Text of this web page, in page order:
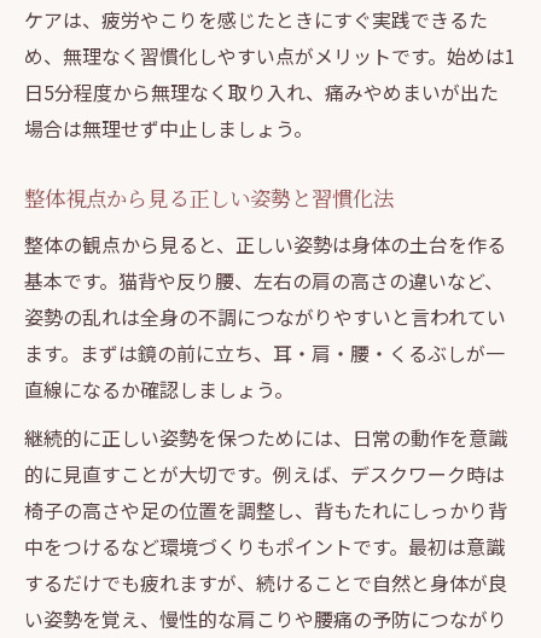
ケアは、疲労やこりを感じたときにすぐ実践できるた
め、無理なく習慣化しやすい点がメリットです。始めは1
日5分程度から無理なく取り入れ、痛みやめまいが出た
場合は無理せず中止しましょう。
整体視点から見る正しい姿勢と習慣化法
整体の観点から見ると、正しい姿勢は身体の土台を作る
基本です。猫背や反り腰、左右の肩の高さの違いなど、
姿勢の乱れは全身の不調につながりやすいと言われてい
ます。まずは鏡の前に立ち、耳・肩・腰・くるぶしが一
直線になるか確認しましょう。
継続的に正しい姿勢を保つためには、日常の動作を意識
的に見直すことが大切です。例えば、デスクワーク時は
椅子の高さや足の位置を調整し、背もたれにしっかり背
中をつけるなど環境づくりもポイントです。最初は意識
するだけでも疲れますが、続けることで自然と身体が良
い姿勢を覚え、慢性的な肩こりや腰痛の予防につながり